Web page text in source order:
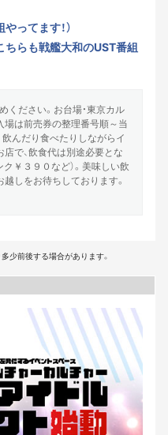
ってます！）
ちらも戦艦大和のUST番組
ください。お台場・東京カル
は前売券の整理番号順～当
んだり食べたりしながらイ
で、飲食代は別途必要とな
￥３９０など）。美味しい飲
しをお待ちしております。
少前後する場合があります。